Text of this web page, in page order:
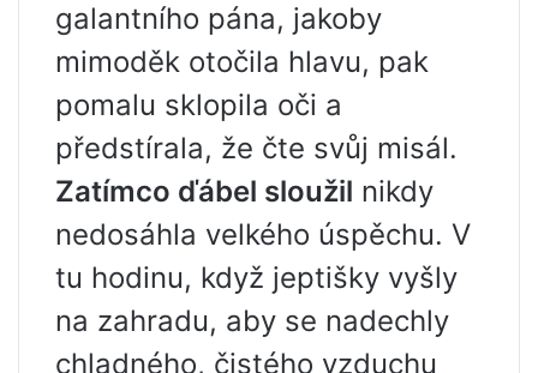
galantního pána, jakoby
mimoděk otočila hlavu, pak
pomalu sklopila oči a
předstírala, že čte svůj misál.
Zatímco ďábel sloužil nikdy
nedosáhla velkého úspěchu. V
tu hodinu, když jeptišky vyšly
na zahradu, aby se nadechly
chladného, ​​čistého vzduchu